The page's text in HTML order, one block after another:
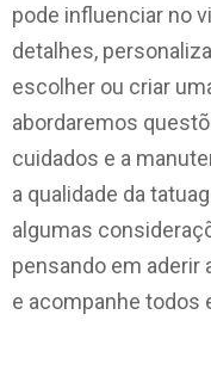
pode influenciar no
detalhes,
escolher ou criar
abordaremos
cuidados e a
a qualidade da
algumas
pensando em aderir
e acompanhe todos